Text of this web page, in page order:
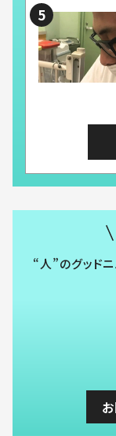
“人”のグッド